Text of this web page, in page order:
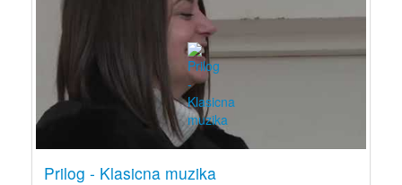
Prilog - Klasicna muzika